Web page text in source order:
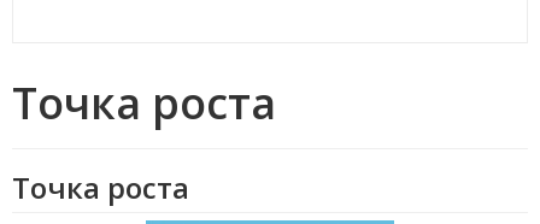
Точка роста
Точка роста